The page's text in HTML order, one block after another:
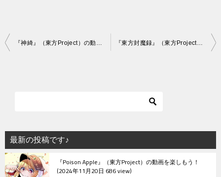
投
シ
ョ
ン
『東方封魔録』（東方Project）の動画を楽しもう！
最新の投稿です♪
『Poison Apple』（東方Project）の動画を楽しもう！
2024年11月20日 686 view